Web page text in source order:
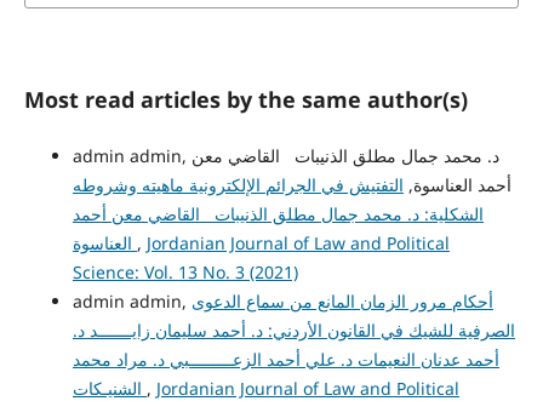
Most read articles by the same author(s)
admin admin, د. محمد جمال مطلق الذنيبات القاضي معن
أحمد العناسوة, التفتيش في الجرائم الإلكترونية ماهيته وشروطه
الشكلية: د. محمد جمال مطلق الذنيبات القاضي معن أحمد
, Jordanian Journal of Law and Political
Science: Vol. 13 No. 3 (2021)
admin admin, أحكام مرور الزمان المانع من سماع الدعوى
الصرفية للشيك في القانون الأردني: د. أحمد سليمان زايـــــــد د.
أحمد عدنان النعيمات د. علي أحمد الزعـــــــــبي د. مراد محمد
, Jordanian Journal of Law and Political